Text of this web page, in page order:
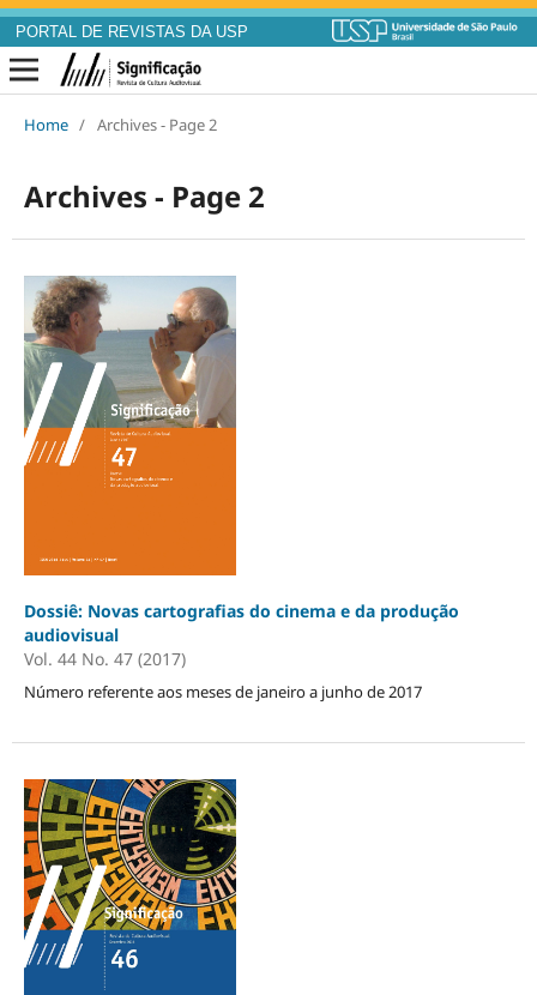
PORTAL DE REVISTAS DA USP
Home / Archives - Page 2
Archives - Page 2
Dossiê: Novas cartografias do cinema e da produção
audiovisual
Vol. 44 No. 47 (2017)
Número referente aos meses de janeiro a junho de 2017